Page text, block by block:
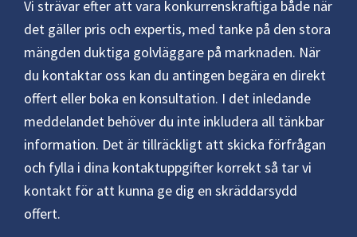
Vi strävar efter att vara konkurrenskraftiga både när
det gäller pris och expertis, med tanke på den stora
mängden duktiga golvläggare på marknaden. När
du kontaktar oss kan du antingen begära en direkt
offert eller boka en konsultation. I det inledande
meddelandet behöver du inte inkludera all tänkbar
information. Det är tillräckligt att skicka förfrågan
och fylla i dina kontaktuppgifter korrekt så tar vi
kontakt för att kunna ge dig en skräddarsydd
offert.